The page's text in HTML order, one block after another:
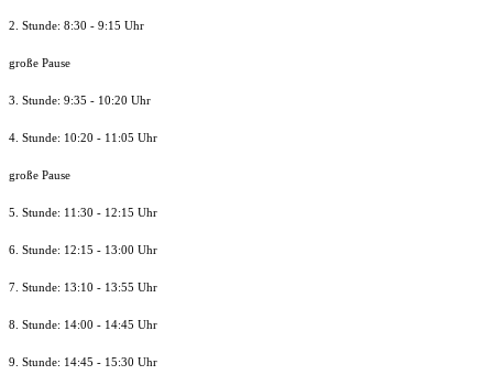
2. Stunde: 8:30 - 9:15 Uhr
große Pause
3. Stunde: 9:35 - 10:20 Uhr
4. Stunde: 10:20 - 11:05 Uhr
große Pause
5. Stunde: 11:30 - 12:15 Uhr
6. Stunde: 12:15 - 13:00 Uhr
7. Stunde: 13:10 - 13:55 Uhr
8. Stunde: 14:00 - 14:45 Uhr
9. Stunde: 14:45 - 15:30 Uhr